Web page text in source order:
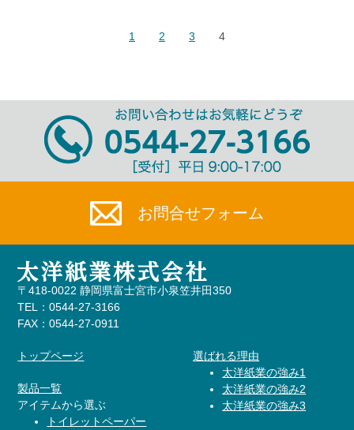
1 2 3 4
お問合せフォーム
〒418-0022 静岡県富士宮市小泉笠井田350
TEL：0544-27-3166
FAX：0544-27-0911
トップページ
製品一覧
アイテムから選ぶ
トイレットペーパー
選ばれる理由
太洋紙業の強み1
太洋紙業の強み2
太洋紙業の強み3